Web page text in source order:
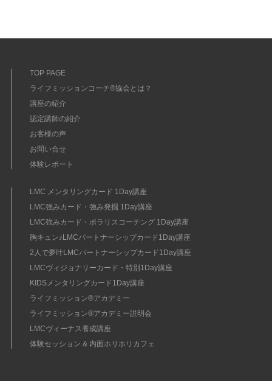
TOP PAGE
ライフミッションコーチ®協会とは？
講座の紹介
認定講師の紹介
お客様の声
お問い合せ
体験レポート
LMC メンタリングカード 1Day講座
LMC強みカード・強み発掘 1Day講座
LMC強みカード・ポラリスコーチング 1Day講座
胸キュン♪LMCパートナーシップカード1Day講座
2人で夢叶LMCパートナーシップカード1Day講座
LMCヴィジョナリーカード・特別1Day講座
KIDSメンタリングカード1Day講座
ライフミッション®︎アカデミー
ライフミッション®︎アカデミー説明会
LMCヴィーナス養成講座
体験セッション & 内面ホリホリカフェ